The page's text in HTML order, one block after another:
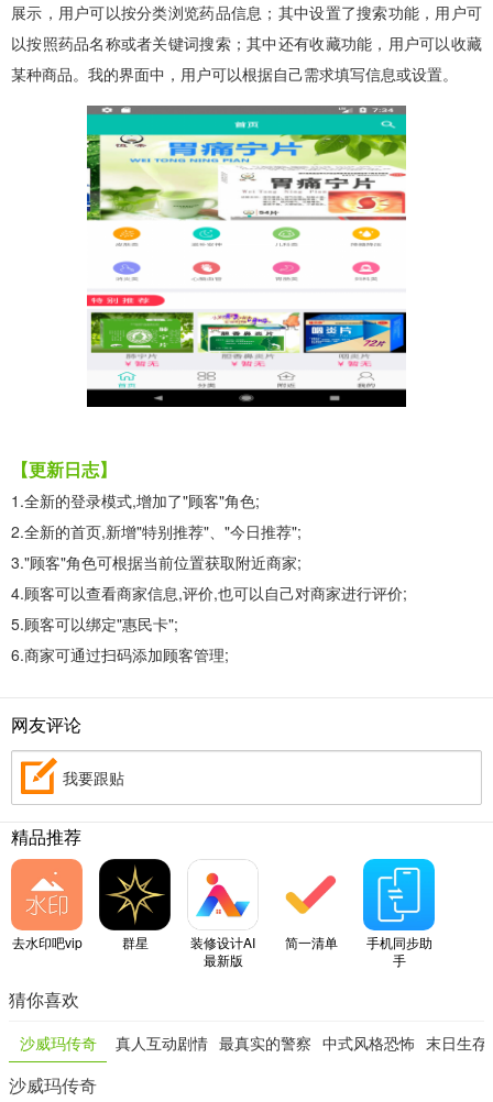
展示，用户可以按分类浏览药品信息；其中设置了搜索功能，用户可
以按照药品名称或者关键词搜索；其中还有收藏功能，用户可以收藏
某种商品。我的界面中，用户可以根据自己需求填写信息或设置。
【更新日志】
1.全新的登录模式,增加了"顾客"角色;
2.全新的首页,新增"特别推荐"、"今日推荐";
3."顾客"角色可根据当前位置获取附近商家;
4.顾客可以查看商家信息,评价,也可以自己对商家进行评价;
5.顾客可以绑定"惠民卡";
6.商家可通过扫码添加顾客管理;
网友评论
我要跟贴
精品推荐
去水印吧vip 群星
装修设计AI
最新版
简一清单
手机同步助
手
猜你喜欢
沙威玛传奇
真人互动剧情 最真实的警察 中式风格恐怖 末日生存
沙威玛传奇